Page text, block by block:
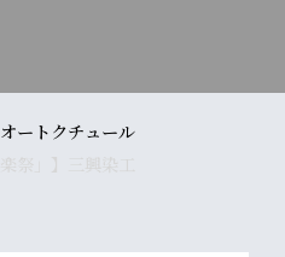
オートクチュール